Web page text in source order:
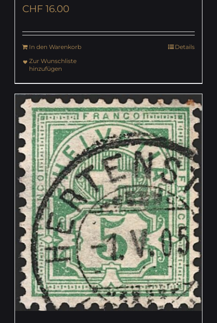
CHF 16.00
In den Warenkorb
Details
Zur Wunschliste
hinzufügen